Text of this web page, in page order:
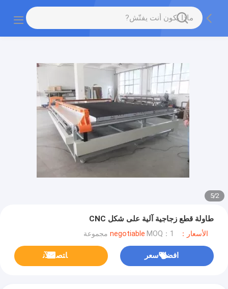
2
/
5
طاولة قطع زجاجية آلية على شكل CNC
الأسعار：negotiable MOQ：1 مجموعة
افضل سعر ﺎﺘﺼﻟ ﺍﻶﻧ